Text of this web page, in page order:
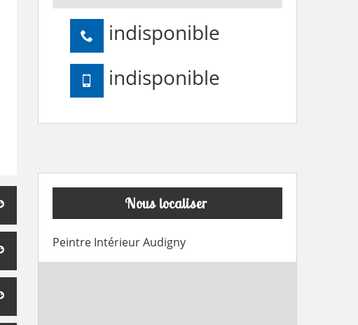
indisponible
indisponible
Nous localiser
Peintre Intérieur Audigny